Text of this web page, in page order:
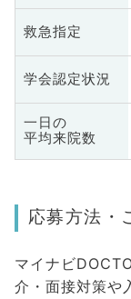
救急指定
学会認定状況
一日の
平均来院数
応募方法・
マイナビ
介・面接対策や